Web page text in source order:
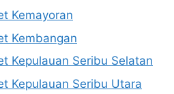
Kemayoran
Kembangan
Kepulauan Seribu Selatan
Kepulauan Seribu Utara